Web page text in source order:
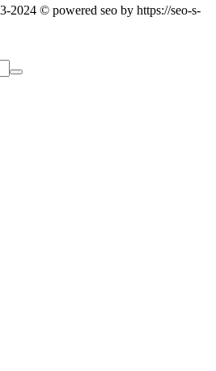
2024 © powered seo by https://seo-s-